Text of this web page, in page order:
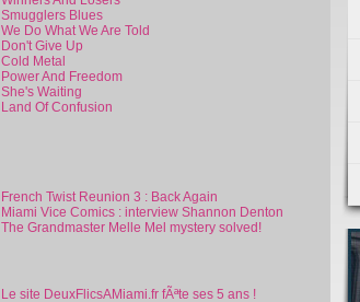
Smugglers Blues
We Do What We Are Told
Don't Give Up
Cold Metal
Power And Freedom
She's Waiting
Land Of Confusion
French Twist Reunion 3 : Back Again
Miami Vice Comics : interview Shannon Denton
The Grandmaster Melle Mel mystery solved!
Le site DeuxFlicsAMiami.fr fÃªte ses 5 ans !